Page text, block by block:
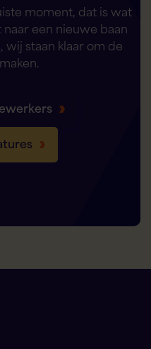
moment, dat is wat
een nieuwe baan
staan klaar om de